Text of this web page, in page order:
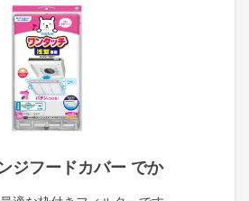
ジフードカバー でか